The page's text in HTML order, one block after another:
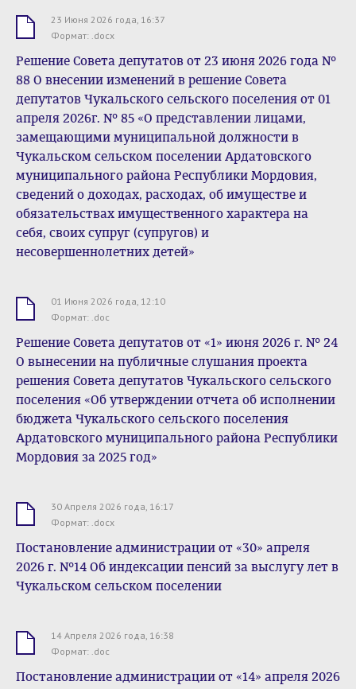
23 Июня 2026 года, 16:37
Формат: .docx
Решение Совета депутатов от 23 июня 2026 года №
88 О внесении изменений в решение Совета
депутатов Чукальского сельского поселения от 01
апреля 2026г. № 85 «О представлении лицами,
замещающими муниципальной должности в
Чукальском сельском поселении Ардатовского
муниципального района Республики Мордовия,
сведений о доходах, расходах, об имуществе и
обязательствах имущественного характера на
себя, своих супруг (супругов) и
несовершеннолетних детей»
01 Июня 2026 года, 12:10
Формат: .doc
Решение Совета депутатов от «1» июня 2026 г. № 24
О вынесении на публичные слушания проекта
решения Совета депутатов Чукальского сельского
поселения «Об утверждении отчета об исполнении
бюджета Чукальского сельского поселения
Ардатовского муниципального района Республики
Мордовия за 2025 год»
30 Апреля 2026 года, 16:17
Формат: .docx
Постановление администрации от «30» апреля
2026 г. №14 Об индексации пенсий за выслугу лет в
Чукальском сельском поселении
14 Апреля 2026 года, 16:38
Формат: .doc
Постановление администрации от «14» апреля 2026